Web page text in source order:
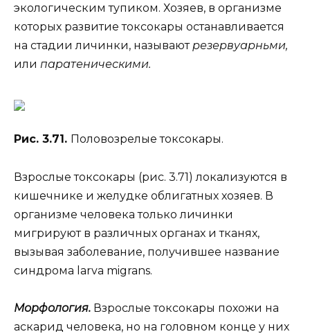
экологическим тупиком. Хозяев, в организме
которых развитие токсокары останавливается
на стадии личинки, называютрезервуарньми,
или паратеническими.
Рис. 3.71. Половозрелые токсокары.
Взрослые токсокары (рис. 3.71) локализуются в
кишечнике и желудке облигатных хозяев. В
организме человека только личинки
мигрируют в различных органах и тканях,
вызывая заболевание, получившее название
синдрома larva migrans.
Морфология. Взрослые токсокары похожи на
аскарид человека, но на головном конце у них